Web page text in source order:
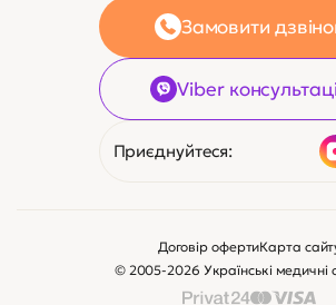
Замовити
Viber
Приєднуйтеся:
© 2005-2026 Українські медичні
Договір офертиКарта